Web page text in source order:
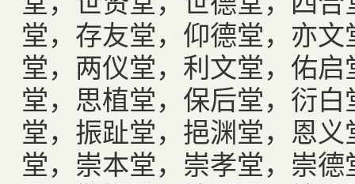
堂，存友堂，仰德堂，亦
堂，两仪堂，利文堂，佑
堂，思植堂，保后堂，衍
堂，振趾堂，挹渊堂，恩
堂，崇本堂，崇孝堂，崇